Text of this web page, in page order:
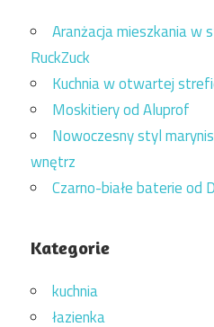
Aranżacja mieszkania w
RuckZuck
Kuchnia w otwartej
Moskitiery od Aluprof
Nowoczesny styl
wnętrz
Czarno-białe baterie od
Kategorie
kuchnia
łazienka